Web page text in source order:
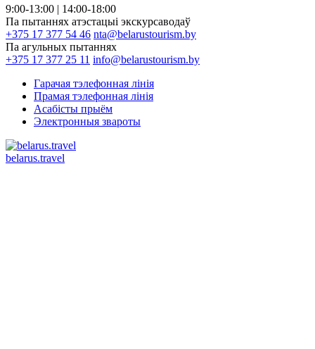
9:00-13:00 | 14:00-18:00
Па пытаннях атэстацыі экскурсаводаў
+375 17 377 54 46 nta@belarustourism.by
Па агульных пытаннях
+375 17 377 25 11 info@belarustourism.by
Гарачая тэлефонная лінія
Прамая тэлефонная лінія
Асабісты прыём
Электронныя звароты
belarus.travel